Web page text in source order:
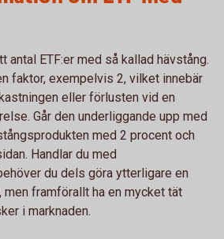
antal ETF:er med så kallad hävstång.
faktor, exempelvis 2, vilket innebär
eller förlusten vid en
Går den underliggande upp med
med 2 procent och
Handlar du med
du dels göra ytterligare en
framförallt ha en mycket tät
i marknaden.